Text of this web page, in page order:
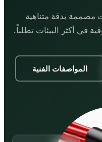
مصممة بدقة متناهية
في أكثر البيئات تطلباً.
المواصفات الفنية